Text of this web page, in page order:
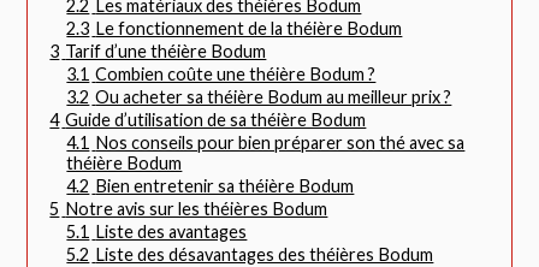
2.2 Les matériaux des théières Bodum
2.3 Le fonctionnement de la théière Bodum
3 Tarif d’une théière Bodum
3.1 Combien coûte une théière Bodum ?
3.2 Ou acheter sa théière Bodum au meilleur prix ?
4 Guide d’utilisation de sa théière Bodum
4.1 Nos conseils pour bien préparer son thé avec sa
théière Bodum
4.2 Bien entretenir sa théière Bodum
5 Notre avis sur les théières Bodum
5.1 Liste des avantages
5.2 Liste des désavantages des théières Bodum